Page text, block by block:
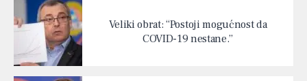
Veliki obrat: “Postoji mogućnost da
COVID-19 nestane.”